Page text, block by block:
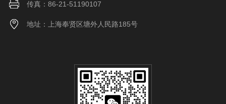
传真：86-21-51190107
地址：上海奉贤区塘外人民路185号